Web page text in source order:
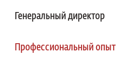
Генеральный директор
Профессиональный опыт